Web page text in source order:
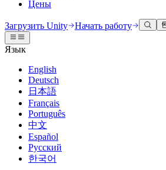
Цены
Движок Unity
Создавайте 2D и 3D игры для любой
Совместная работа
Сотрудничайте и быстро вносите
Загрузить Unity
Тарифы и цены
Развертывание
Многоплатформенность
3D сотрудничество
Создавайте и просматривайте 3D
Иммерсивное обучение
Обучение в иммерсивных средах
Пользовательские опыты
Создавайте интерактивные 3D опыты
Отрасли
Производство
Документация
Инструменты для разработчиков
Версии релизов и трекер проблем
План развития
Обзор предстоящих функций
Глоссарий
Обсуждения
События
Глобальные и местные события
Истории сообщества
Made with Unity
Показ Unity-креаторов
Unity Learn
Освойте навыки Unity бесплатно
Профессиональное обучение
Повышайте уровень своей команды с
Не использовали Unity раньше
С чего начать
Приступите к обучению
Основные пути Unity
Получить помощь
Помогаем вам добиться успеха с Unity
Планы успеха
Достигайте своих целей быстрее с
FAQ
Ответы на часто задаваемые вопросы
Связаться с нами
Свяжитесь с нашей командой
Загрузить Unity Начать работу
Язык
English
Deutsch
日本語
Français
Português
中文
Español
Русский
한국어